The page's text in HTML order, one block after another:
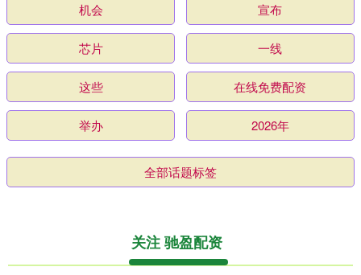
机会 宣布
芯片 一线
这些 在线免费配资
举办 2026年
全部话题标签
关注 驰盈配资